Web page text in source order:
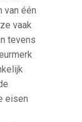
van één
vaak
tevens
eisen